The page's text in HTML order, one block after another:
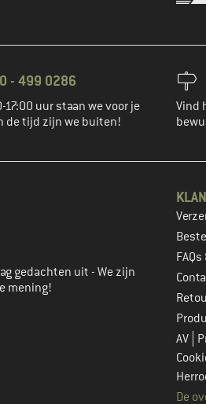
- 499 0286
17:00 uur staan we voor je
de tijd zijn we buiten!
Vind
aan
gedachten uit - We zijn
mening!
AV
De